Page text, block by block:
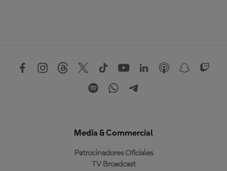
Media & Commercial
Patrocinadores Oficiales
TV Broadcast